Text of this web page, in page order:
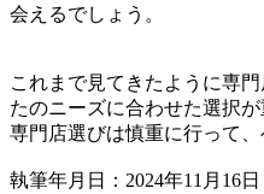
会えるでしょう。
これまで見てきたように専
たのニーズに合わせた選択が
専門店選びは慎重に行って
執筆年月日：2024年11月16日